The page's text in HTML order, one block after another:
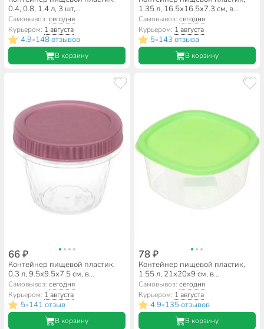
0.4, 0.8, 1.4 л, 3 шт,
фисташковый, Idea, Фреш, М
1426
Самовывоз:сегодня
Курьером: 1 августа
4.9•148 отзывов
В корзину
1.35 л, 16.5х16.5х7.3 см, в
ассортименте, квадратный,
Стандарт Пластик Групп
Самовывоз: сегодня
Курьером: 1 августа
5•143 отзыва
В корзину
66 ₽
Контейнер пищевой пластик,
0.3 л, 9.5х9.5х7.5 см, в
ассортименте, круглый, Idea,
Ролл, М 1470
Самовывоз:сегодня
Курьером: 1 августа
5•141 отзыв
В корзину
78 ₽
Контейнер пищевой пластик,
1.55 л, 21х20х9 см, в
ассортименте, квадратный,
Мультипласт, MPG5989
Самовывоз: сегодня
Курьером: 1 августа
4.9•135 отзывов
В корзину